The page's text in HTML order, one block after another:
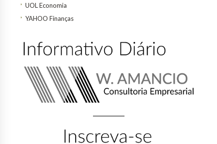
UOL Economia
YAHOO Finanças